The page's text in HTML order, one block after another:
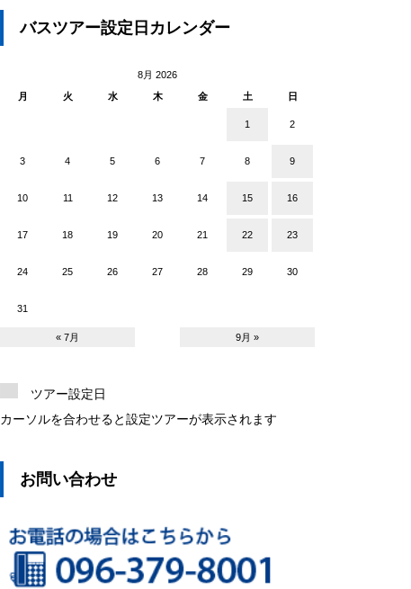
バスツアー設定日カレンダー
8月 2026
月
火 水 木 金 土 日
1 2
3 4 5 6 7 8 9
10 11 12 13 14 15 16
17 18 19 20 21 22 23
24 25 26 27 28 29 30
31
« 7月 9月 »
ツアー設定日
カーソルを合わせると設定ツアーが表示されます
お問い合わせ